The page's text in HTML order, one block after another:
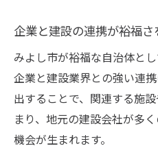
建設業界の未来を
地域発展を支える
建設における人材
みよし市で進化するス
みよし市の建設に
スマート建設が市
企業と建設の連携が裕福
みよし市が裕福な自治体と
企業と建設業界との強い連
出することで、関連する施
まり、地元の建設会社が多
機会が生まれます。